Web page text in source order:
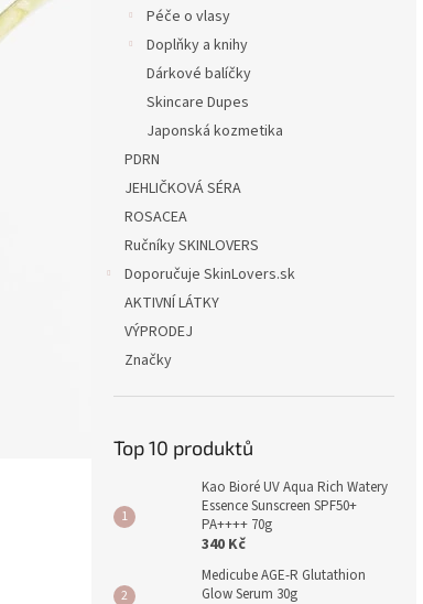
Péče o vlasy
Doplňky a knihy
Dárkové balíčky
Skincare Dupes
Japonská kozmetika
PDRN
JEHLIČKOVÁ SÉRA
ROSACEA
Ručníky SKINLOVERS
Doporučuje SkinLovers.sk
AKTIVNÍ LÁTKY
VÝPRODEJ
Značky
Top 10 produktů
Kao Bioré UV Aqua Rich Watery
Essence Sunscreen SPF50+
PA++++ 70g
340 Kč
Medicube AGE-R Glutathion
Glow Serum 30g